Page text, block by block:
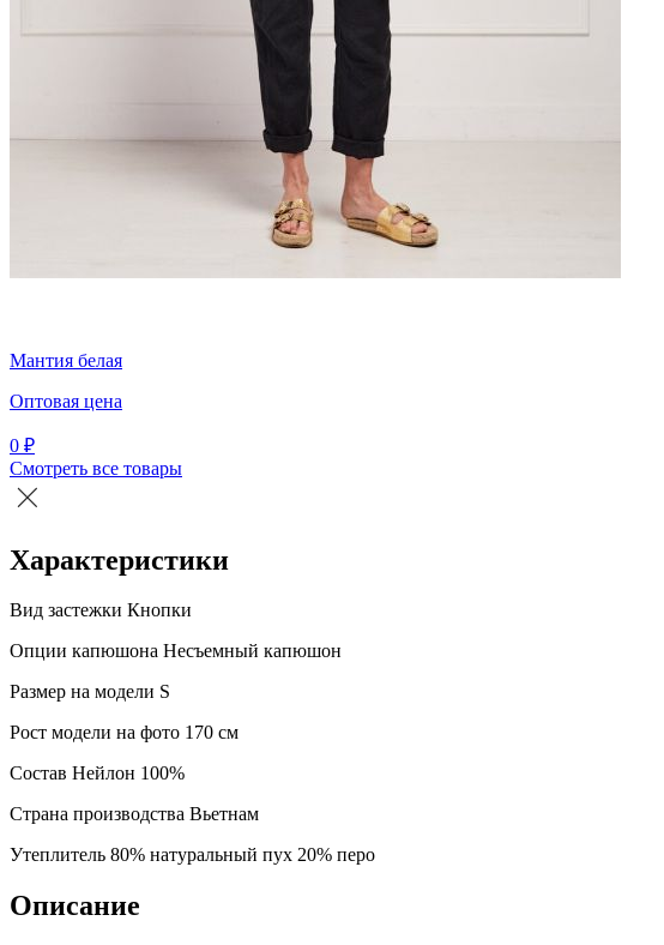
Мантия белая
Оптовая цена
0 ₽
Смотреть все товары
Характеристики
Вид застежки Кнопки
Опции капюшона Несъемный капюшон
Размер на модели S
Рост модели на фото 170 см
Состав Нейлон 100%
Страна производства Вьетнам
Утеплитель 80% натуральный пух 20% перо
Описание